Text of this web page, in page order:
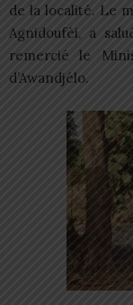
de la localité. Le
Agnidoufèi, a
remercié le
d’Awandjélo.